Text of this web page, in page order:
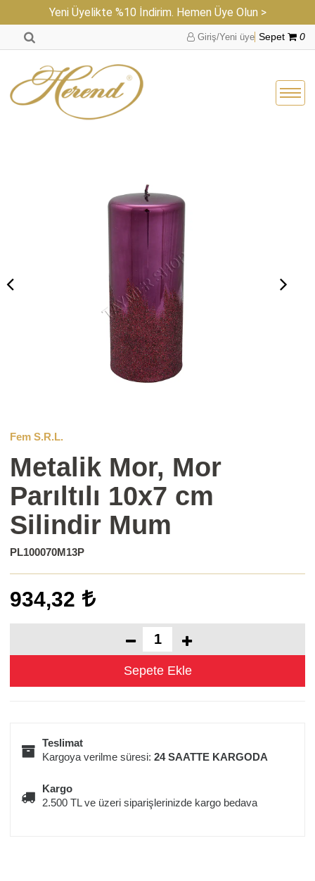
Yeni Üyelikte %10 İndirim. Hemen Üye Olun >
Giriş/Yeni üye Sepet 0
Fem S.R.L.
Metalik Mor, Mor
Parıltılı 10x7 cm
Silindir Mum
PL100070M13P
934,32
Teslimat
Kargoya verilme süresi:24 SAATTE KARGODA
Kargo
2.500 TL ve üzeri siparişlerinizde kargo bedava